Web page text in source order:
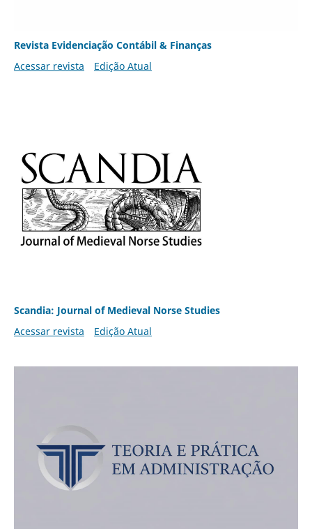
Revista Evidenciação Contábil & Finanças
Acessar revista
Edição Atual
Scandia: Journal of Medieval Norse Studies
Acessar revista
Edição Atual